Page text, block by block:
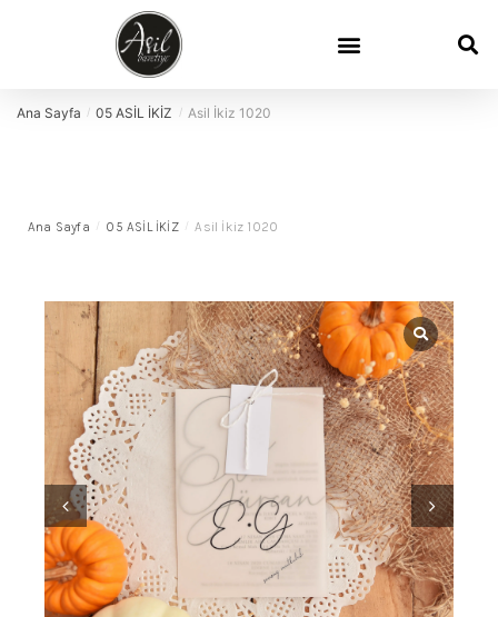
Ana Sayfa / 05 ASİL İKİZ / Asil İkiz 1020
Ana Sayfa / 05 ASİL İKİZ / Asil İkiz 1020